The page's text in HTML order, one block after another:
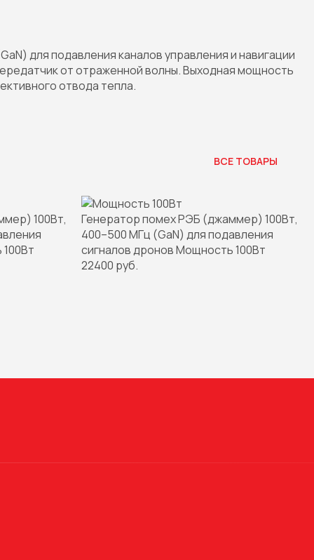
для подавления каналов управления и навигации
от отраженной волны. Выходная мощность
отвода тепла.
ВСЕ ТОВАРЫ
100Вт,
Генератор помех РЭБ (джаммер) 100Вт,
400–500 МГц (GaN) для подавления
сигналов дронов Мощность 100Вт
22400 руб.